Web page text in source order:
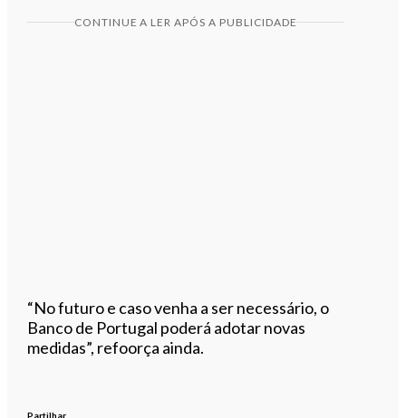
CONTINUE A LER APÓS A PUBLICIDADE
“No futuro e caso venha a ser necessário, o
Banco de Portugal poderá adotar novas
medidas”, refoorça ainda.
Partilhar